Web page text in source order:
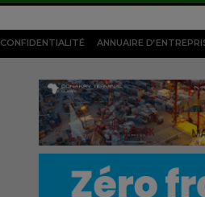
CONFIDENTIALITÉ ANNUAIRE